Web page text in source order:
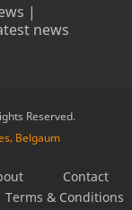
|
news
Reserved.
Belgaum
Contact
Terms & Conditions